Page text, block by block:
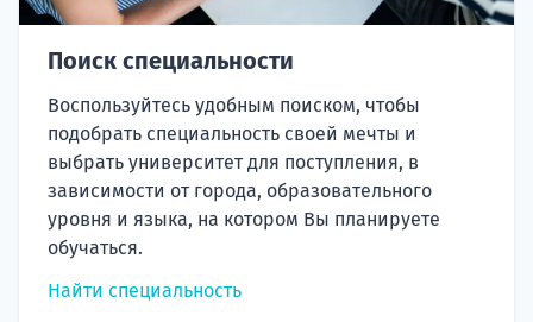
Поиск специальности
Воспользуйтесь удобным поиском, чтобы
подобрать специальность своей мечты и
выбрать университет для поступления, в
зависимости от города, образовательного
уровня и языка, на котором Вы планируете
обучаться.
Найти специальность